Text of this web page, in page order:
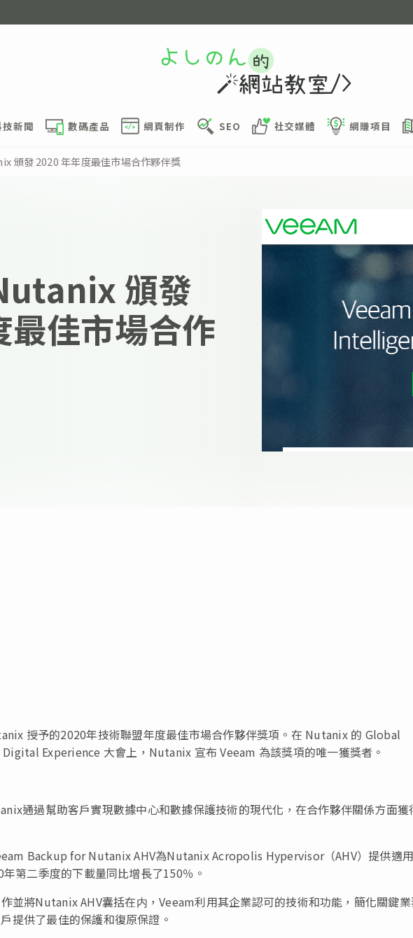
技新聞 數碼產品 網頁制作 SEO 社交媒體 網賺項目
頒發 2020 年年度最佳市場合作夥伴獎
頒發
佳市場合作
授予的2020年技術聯盟年度最佳市場合作夥伴獎項。在 Nutanix 的 Global
Experience 大會上，Nutanix 宣布 Veeam 為該獎項的唯一獲獎者。
通過幫助客戶實現數據中心和數據保護技術的現代化，在合作夥伴關係方面獲
Backup for Nutanix AHV為Nutanix Acropolis Hypervisor（AHV）提供適
第二季度的下載量同比增長了150％。
並將Nutanix AHV囊括在内，Veeam利用其企業認可的技術和功能，簡化關鍵
提供了最佳的保護和復原保證。